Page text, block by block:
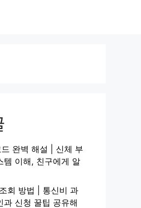
완벽 해설 | 신체 부
템 이해, 친구에게 알
회 방법 | 통신비 과
과 신청 꿀팁 공유해